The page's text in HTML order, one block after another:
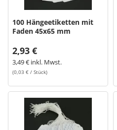
100 Hängeetiketten mit
Faden 45x65 mm
2,93 €
3,49 € inkl. Mwst.
(0,03 € / Stück)